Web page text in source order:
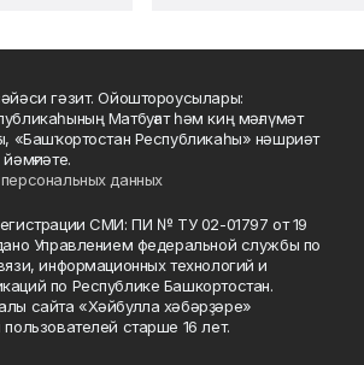
гәзит. Ойоштороусылары:
Матбуғат һәм киң мәғлүмәт
«Башҡортостан Республикаһы» нәшриәт
данных
СМИ: ПИ № ТУ 02-01797 от 19
Управлением федеральной службы по
информационных технологий и
по Республике Башкортостан.
сайта «Хәйбулла хәбәрҙәре»
старше 16 лет.